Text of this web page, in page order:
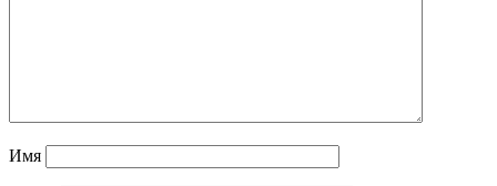
Имя